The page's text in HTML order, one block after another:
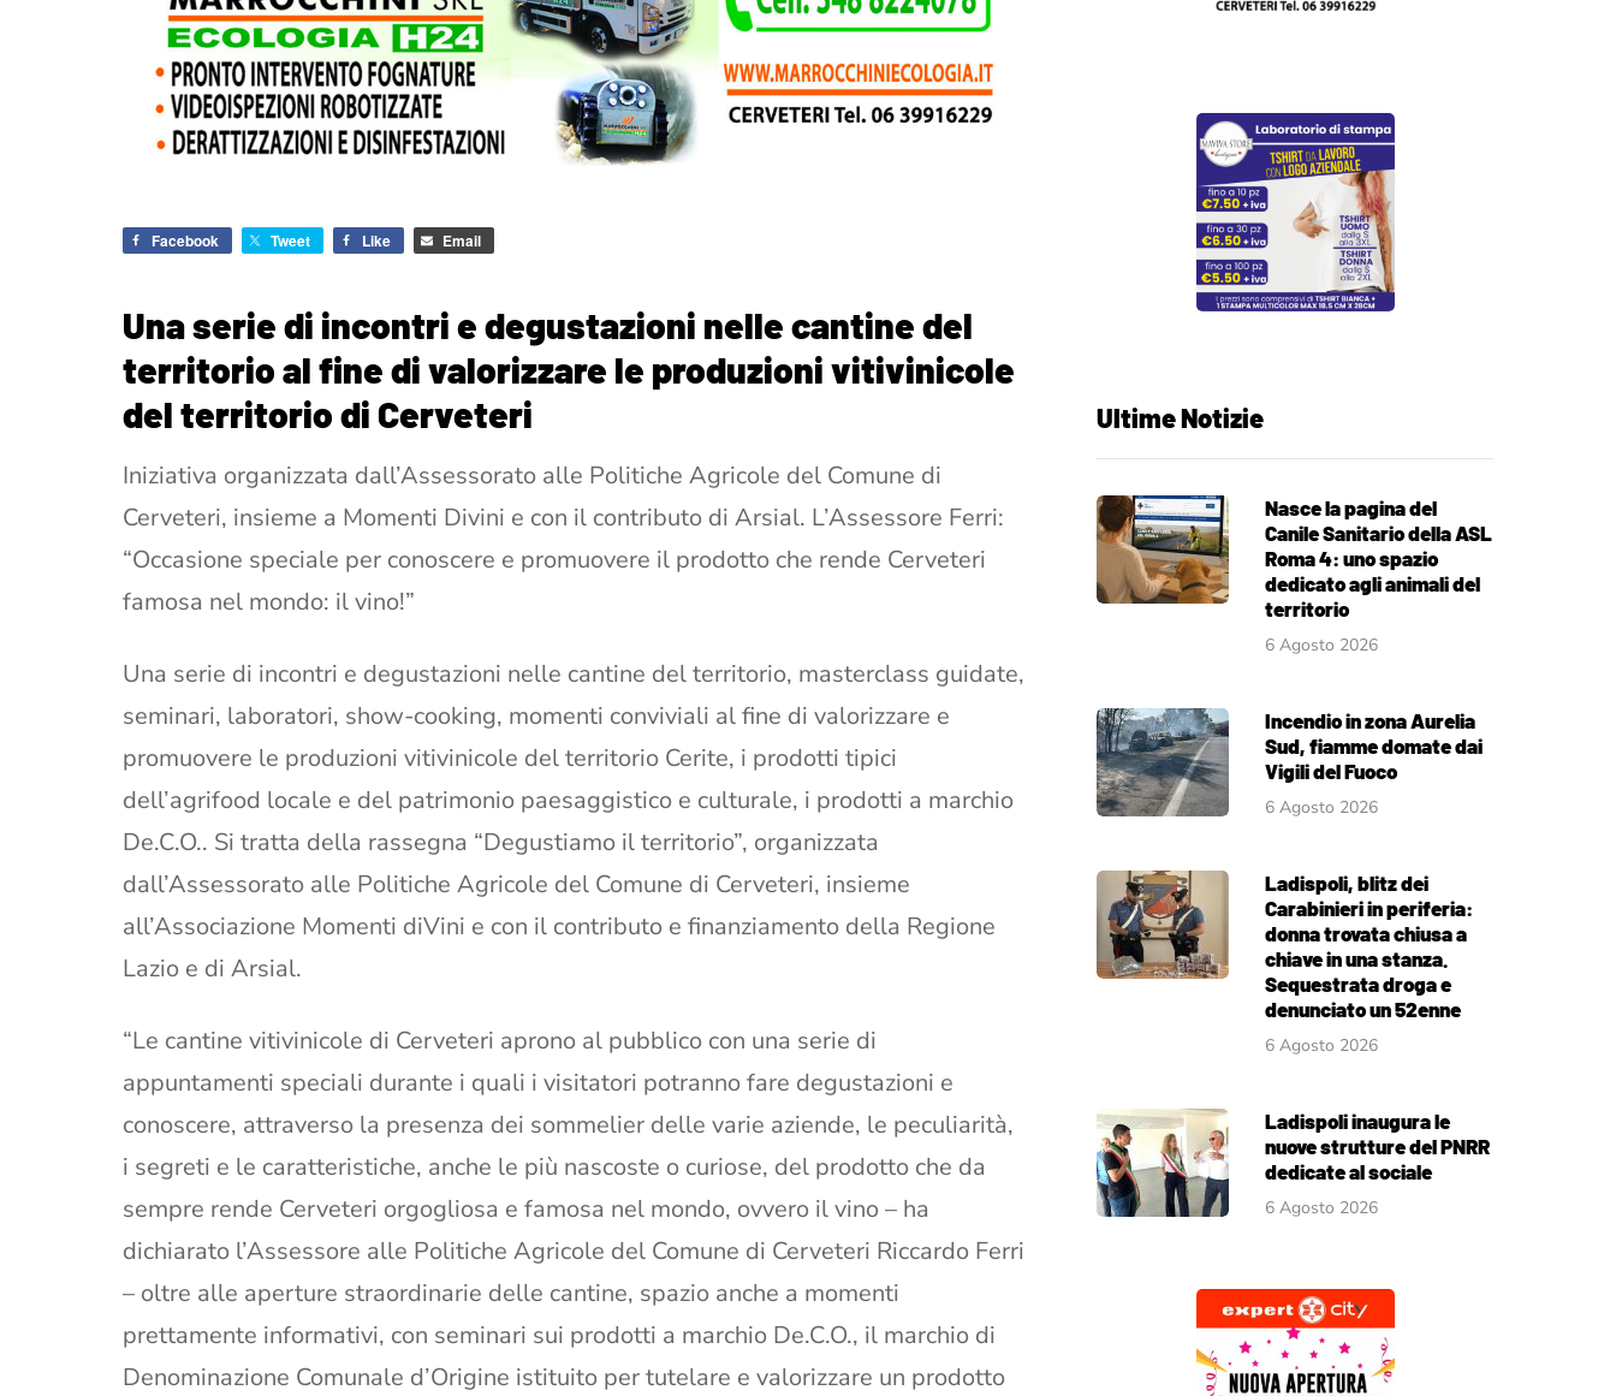
Facebook Tweet Like Email
Una serie di incontri e degustazioni nelle cantine del
territorio al fine di valorizzare le produzioni vitivinicole
del territorio di Cerveteri
Iniziativa organizzata dall’Assessorato alle Politiche Agricole del Comune di
Cerveteri, insieme a Momenti Divini e con il contributo di Arsial. L’Assessore Ferri:
“Occasione speciale per conoscere e promuovere il prodotto che rende Cerveteri
famosa nel mondo: il vino!”
Una serie di incontri e degustazioni nelle cantine del territorio, masterclass guidate,
seminari, laboratori, show-cooking, momenti conviviali al fine di valorizzare e
promuovere le produzioni vitivinicole del territorio Cerite, i prodotti tipici
dell’agrifood locale e del patrimonio paesaggistico e culturale, i prodotti a marchio
De.C.O.. Si tratta della rassegna “Degustiamo il territorio”, organizzata
dall’Assessorato alle Politiche Agricole del Comune di Cerveteri, insieme
all’Associazione Momenti diVini e con il contributo e finanziamento della Regione
Lazio e di Arsial.
“Le cantine vitivinicole di Cerveteri aprono al pubblico con una serie di
appuntamenti speciali durante i quali i visitatori potranno fare degustazioni e
conoscere, attraverso la presenza dei sommelier delle varie aziende, le peculiarità,
i segreti e le caratteristiche, anche le più nascoste o curiose, del prodotto che da
sempre rende Cerveteri orgogliosa e famosa nel mondo, ovvero il vino – ha
dichiarato l’Assessore alle Politiche Agricole del Comune di Cerveteri Riccardo Ferri
– oltre alle aperture straordinarie delle cantine, spazio anche a momenti
prettamente informativi, con seminari sui prodotti a marchio De.C.O., il marchio di
Denominazione Comunale d’Origine istituito per tutelare e valorizzare un prodotto
Ultime Notizie
Nasce la pagina del
Canile Sanitario della ASL
Roma 4: uno spazio
dedicato agli animali del
territorio
6 Agosto 2026
Incendio in zona Aurelia
Sud, fiamme domate dai
Vigili del Fuoco
6 Agosto 2026
Ladispoli, blitz dei
Carabinieri in periferia:
donna trovata chiusa a
chiave in una stanza.
Sequestrata droga e
denunciato un 52enne
6 Agosto 2026
Ladispoli inaugura le
nuove strutture del PNRR
dedicate al sociale
6 Agosto 2026